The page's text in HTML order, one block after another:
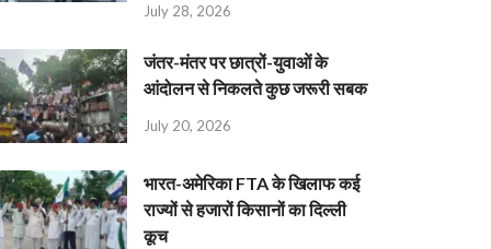
July 28, 2026
जंतर-मंतर पर छात्रों-युवाओं के
आंदोलन से निकलते कुछ जरूरी सबक
July 20, 2026
भारत-अमेरिका FTA के खिलाफ कई
राज्यों से हजारों किसानों का दिल्ली
कूच